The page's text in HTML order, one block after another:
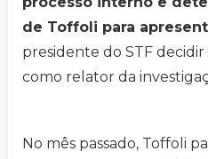
de Toffoli para
presidente do STF
como relator da
No mês passado, Toffoli